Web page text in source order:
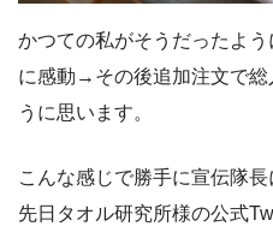
かつての私がそうだったよ
に感動→その後追加注文で総
うに思います。
こんな感じで勝手に宣伝隊
先日タオル研究所様の公式